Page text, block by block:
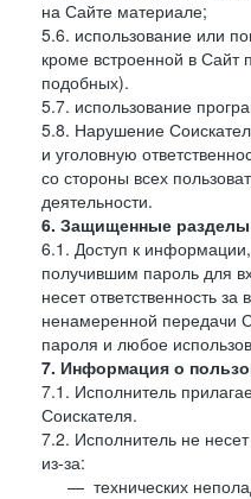
на Сайте материале;
5.6. использование или
кроме встроенной в
подобных).
5.7. использование
5.8. Нарушение
и уголовную
со стороны всех
деятельности.
6. Защищенные
6.1. Доступ к
получившим пароль для
несет ответственность
ненамеренной передачи
пароля и любое
7. Информация о
7.1. Исполнитель
Соискателя.
7.2. Исполнитель не
из-за:
технических